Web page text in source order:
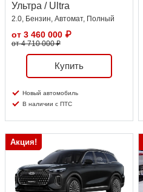
Ультра / Ultra
2.0, Бензин, Автомат, Полный
от 3 460 000 ₽
от 4 710 000 ₽
Купить
Новый автомобиль
В наличии с ПТС
Акция!